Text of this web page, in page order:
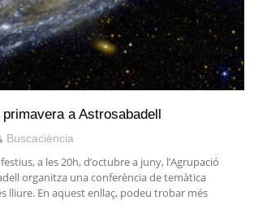
a Astrosabadell
Buscaciència
a les 20h, d’octubre a juny, l’Agrupació
organitza una conferència de temàtica
lliure. En aquest enllaç, podeu trobar més